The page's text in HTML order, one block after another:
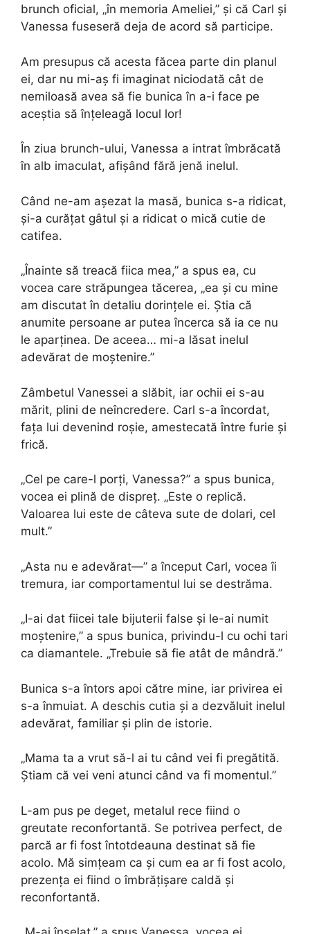
brunch oficial, „în memoria Ameliei,” și că Carl și
Vanessa fuseseră deja de acord să participe.
Am presupus că acesta făcea parte din planul
ei, dar nu mi-aș fi imaginat niciodată cât de
nemiloasă avea să fie bunica în a-i face pe
aceștia să înțeleagă locul lor!
În ziua brunch-ului, Vanessa a intrat îmbrăcată
în alb imaculat, afișând fără jenă inelul.
Când ne-am așezat la masă, bunica s-a ridicat,
și-a curățat gâtul și a ridicat o mică cutie de
catifea.
„Înainte să treacă fiica mea,” a spus ea, cu
vocea care străpungea tăcerea, „ea și cu mine
am discutat în detaliu dorințele ei. Știa că
anumite persoane ar putea încerca să ia ce nu
le aparținea. De aceea… mi-a lăsat inelul
adevărat de moștenire.”
Zâmbetul Vanessei a slăbit, iar ochii ei s-au
mărit, plini de neîncredere. Carl s-a încordat,
fața lui devenind roșie, amestecată între furie și
frică.
„Cel pe care-l porți, Vanessa?” a spus bunica,
vocea ei plină de dispreț. „Este o replică.
Valoarea lui este de câteva sute de dolari, cel
mult.”
„Asta nu e adevărat—” a început Carl, vocea îi
tremura, iar comportamentul lui se destrăma.
„I-ai dat fiicei tale bijuterii false și le-ai numit
moștenire,” a spus bunica, privindu-l cu ochi tari
ca diamantele. „Trebuie să fie atât de mândră.”
Bunica s-a întors apoi către mine, iar privirea ei
s-a înmuiat. A deschis cutia și a dezvăluit inelul
adevărat, familiar și plin de istorie.
„Mama ta a vrut să-l ai tu când vei fi pregătită.
Știam că vei veni atunci când va fi momentul.”
L-am pus pe deget, metalul rece fiind o
greutate reconfortantă. Se potrivea perfect, de
parcă ar fi fost întotdeauna destinat să fie
acolo. Mă simțeam ca și cum ea ar fi fost acolo,
prezența ei fiind o îmbrățișare caldă și
reconfortantă.